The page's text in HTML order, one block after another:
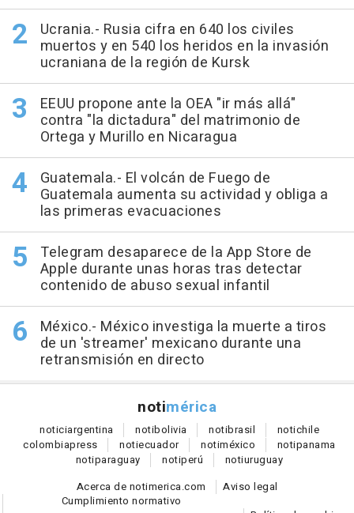
Ucrania.- Rusia cifra en 640 los civiles
muertos y en 540 los heridos en la invasión
ucraniana de la región de Kursk
EEUU propone ante la OEA "ir más allá"
contra "la dictadura" del matrimonio de
Ortega y Murillo en Nicaragua
Guatemala.- El volcán de Fuego de
Guatemala aumenta su actividad y obliga a
las primeras evacuaciones
Telegram desaparece de la App Store de
Apple durante unas horas tras detectar
contenido de abuso sexual infantil
México.- México investiga la muerte a tiros
de un 'streamer' mexicano durante una
retransmisión en directo
notimérica
noticiargentina notibolivia notibrasil notichile
colombiapress notiecuador notiméxico notipanama
notiparaguay notiperú notiuruguay
Acerca de notimerica.com
Aviso legal
Cumplimiento normativo